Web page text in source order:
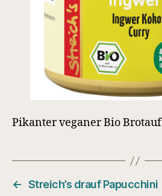
Pikanter veganer Bio
← Streich’s drauf Papucchini